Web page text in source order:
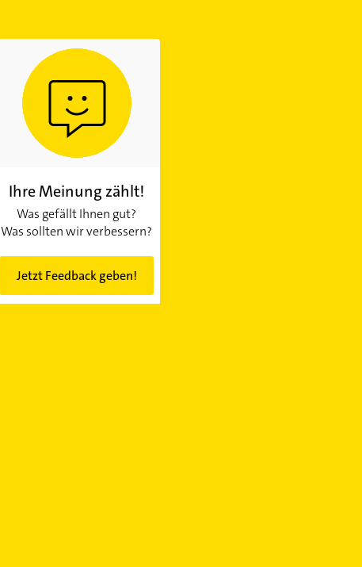
Ihre Meinung zählt!
Was gefällt Ihnen gut?
Was sollten wir verbessern?
Jetzt Feedback geben!